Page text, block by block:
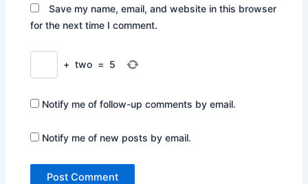
Save my name, email, and website in this browser
for the next time I comment.
+ two = 5
Notify me of follow-up comments by email.
Notify me of new posts by email.